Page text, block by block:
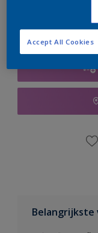
Belangrijkste
Accept All Cookies